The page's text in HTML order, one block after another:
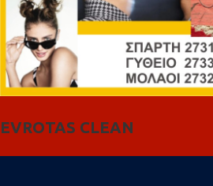
EVROTAS CLEAN